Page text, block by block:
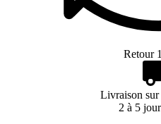
Retour
Livraison sur
2 à 5